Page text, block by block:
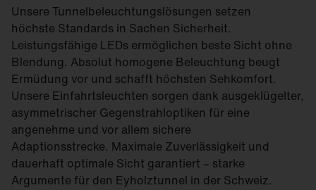
Unsere Tunnelbeleuchtungslösungen setzen
höchste Standards in Sachen Sicherheit.
Leistungsfähige LEDs ermöglichen beste Sicht ohne
Blendung. Absolut homogene Beleuchtung beugt
Ermüdung vor und schafft höchsten Sehkomfort.
Unsere Einfahrtsleuchten sorgen dank ausgeklügelter,
asymmetrischer Gegenstrahloptiken für eine
angenehme und vor allem sichere
Adaptionsstrecke. Maximale Zuverlässigkeit und
dauerhaft optimale Sicht garantiert – starke
Argumente für den Eyholztunnel in der Schweiz.